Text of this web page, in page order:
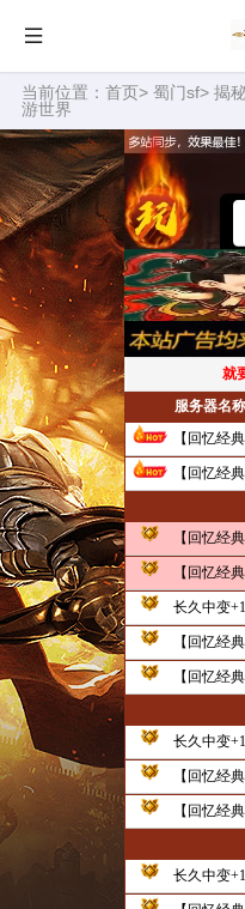
当前位置： 首页> 蜀门sf> 揭
游世界